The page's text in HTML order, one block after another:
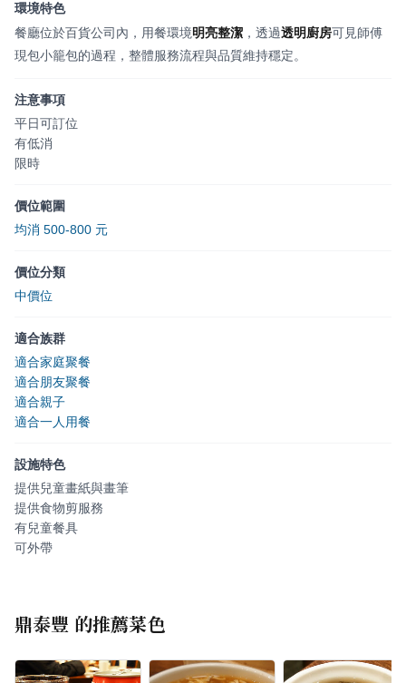
環境特色
餐廳位於百貨公司內，用餐環境明亮整潔 ，透過透明廚房可見師傅
現包小籠包的過程，整體服務流程與品質維持穩定。
注意事項
平日可訂位
有低消
限時
價位範圍
均消 500-800 元
價位分類
中價位
適合族群
適合家庭聚餐
適合朋友聚餐
適合親子
適合一人用餐
設施特色
提供兒童畫紙與畫筆
提供食物剪服務
有兒童餐具
可外帶
鼎泰豐 的推薦菜色